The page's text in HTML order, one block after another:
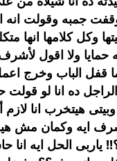
جمبه وقولت انه
وكل كلامها انها
حمايا ولا اقول
قفل الباب وخرج
ده انا لو
هيتخرب انا
ايه وكمان مش
ياربى الحل ايه انا